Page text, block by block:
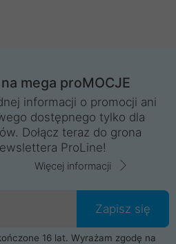
mega proMOCJE
informacji o promocji ani
dostępnego tylko dla
Dołącz teraz do grona
ProLine!
Więcej informacji
Zapisz się
16 lat. Wyrażam zgodę na